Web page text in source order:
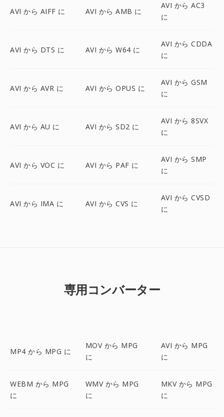
AVI から AIFF に AVI から AMB に
AVI から AC3
に
AVI から DTS に AVI から W64 に
AVI から CDDA
に
AVI から AVR に AVI から OPUS に
AVI から GSM
に
AVI から AU に AVI から SD2 に
AVI から 8SVX
に
AVI から VOC に AVI から PAF に
AVI から SMP
に
AVI から IMA に AVI から CVS に
AVI から CVSD
に
専用コンバーター
MP4 から MPG に
MOV から MPG
に
AVI から MPG
に
WEBM から MPG
に
WMV から MPG
に
MKV から MPG
に